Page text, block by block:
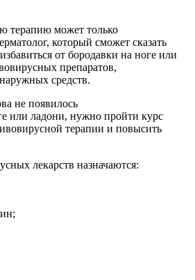
терапию может только
который сможет сказать
от бородавки на ноге или
препаратов,
средств.
не появилось
или ладони, нужно пройти курс
терапии и повысить
лекарств назначаются: